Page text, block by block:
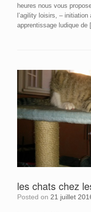
heures nous vous
l’agility loisirs, –
apprentissage ludique
les chats chez
Posted on 21 juillet